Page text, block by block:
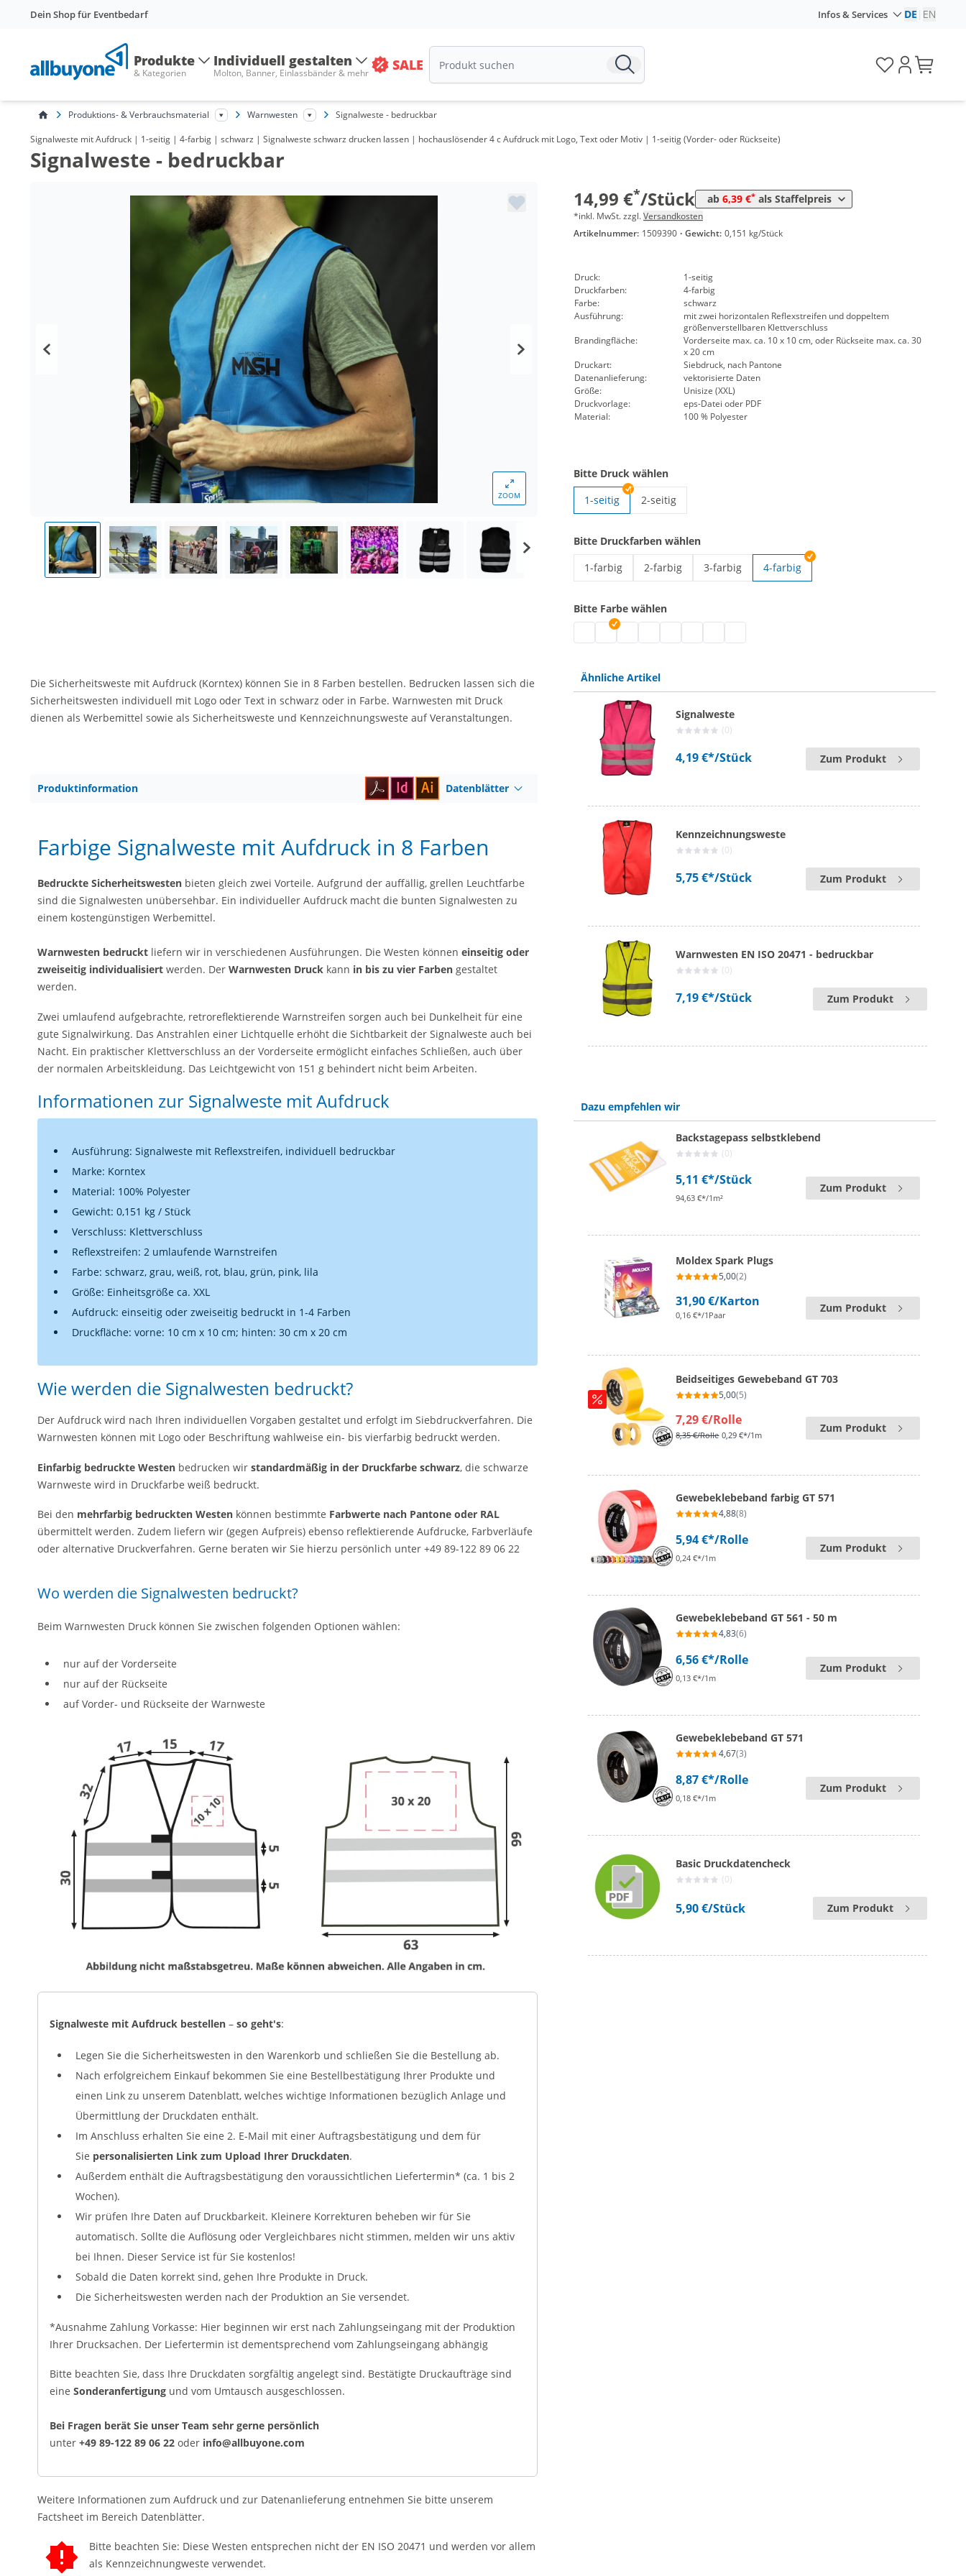
Dein Shop für Eventbedarf Infos & Services DE EN
Produkte
& Kategorien
Individuell gestalten
Molton, Banner, Einlassbänder & mehr SALE
Produktions- & Verbrauchsmaterial Warnwesten Signalweste - bedruckbar
Signalweste mit Aufdruck | 1-seitig | 4-farbig | schwarz | Signalweste schwarz drucken lassen | hochauslösender 4 c Aufdruck mit Logo, Text oder Motiv | 1-seitig (Vorder- oder Rückseite)
Signalweste - bedruckbar
ZOOM
14,99 €*/Stück ab 6,39 €* als Staffelpreis
ab 100 Stück
ab 200 Stück 7,99 €*
ab 1000 Stück 6,39 €
*inkl. MwSt. zzgl.Versandkosten
Artikelnummer: 1509390 · Gewicht: 0,151 kg/Stück
Druck:
1-seitig
Druckfarben:
4-farbig
Farbe:
schwarz
Ausführung:
mit zwei horizontalen Reflexstreifen und doppeltem
größenverstellbaren Klettverschluss
Brandingfläche:
Vorderseite max. ca. 10 x 10 cm, oder Rückseite max. ca. 30
x 20 cm
Druckart:
Siebdruck, nach Pantone
Datenanlieferung:
vektorisierte Daten
Größe:
Unisize (XXL)
Druckvorlage:
eps-Datei oder PDF
Material:
100 % Polyester
Bitte Druck wählen
1-seitig
2-seitig
Bitte Druckfarben wählen
1-farbig
2-farbig
3-farbig
4-farbig
Bitte Farbe wählen
Signalweste mit Aufdruck | grau
Signalweste mit Aufdruck | schwarz
Signalweste mit Aufdruck | weiß
Die Sicherheitsweste mit Aufdruck (Korntex) können Sie in 8 Farben bestellen. Bedrucken lassen sich die
Sicherheitswesten individuell mit Logo oder Text in schwarz oder in Farbe. Warnwesten mit Druck
dienen als Werbemittel sowie als Sicherheitsweste und Kennzeichnungsweste auf Veranstaltungen.
Produktinformation Datenblätter
Farbige Signalweste mit Aufdruck in 8 Farben
Bedruckte Sicherheitswesten bieten gleich zwei Vorteile. Aufgrund der auffällig, grellen Leuchtfarbe
sind die Signalwesten unübersehbar. Ein individueller Aufdruck macht die bunten Signalwesten zu
einem kostengünstigen Werbemittel.
Warnwesten bedruckt liefern wir in verschiedenen Ausführungen. Die Westen können einseitig oder
zweiseitig individualisiert werden. Der Warnwesten Druck kann in bis zu vier Farben gestaltet
werden.
Zwei umlaufend aufgebrachte, retroreflektierende Warnstreifen sorgen auch bei Dunkelheit für eine
gute Signalwirkung. Das Anstrahlen einer Lichtquelle erhöht die Sichtbarkeit der Signalweste auch bei
Nacht. Ein praktischer Klettverschluss an der Vorderseite ermöglicht einfaches Schließen, auch über
der normalen Arbeitskleidung. Das Leichtgewicht von 151 g behindert nicht beim Arbeiten.
Informationen zur Signalweste mit Aufdruck
Ausführung: Signalweste mit Reflexstreifen, individuell bedruckbar
Marke: Korntex
Material: 100% Polyester
Gewicht: 0,151 kg / Stück
Verschluss: Klettverschluss
Reflexstreifen: 2 umlaufende Warnstreifen
Farbe: schwarz, grau, weiß, rot, blau, grün, pink, lila
Größe: Einheitsgröße ca. XXL
Aufdruck: einseitig oder zweiseitig bedruckt in 1-4 Farben
Druckfläche: vorne: 10 cm x 10 cm; hinten: 30 cm x 20 cm
Wie werden die Signalwesten bedruckt?
Der Aufdruck wird nach Ihren individuellen Vorgaben gestaltet und erfolgt im Siebdruckverfahren. Die
Warnwesten können mit Logo oder Beschriftung wahlweise ein- bis vierfarbig bedruckt werden.
Einfarbig bedruckte Westen bedrucken wir standardmäßig in der Druckfarbe schwarz, die schwarze
Warnweste wird in Druckfarbe weiß bedruckt.
Bei den mehrfarbig bedruckten Westen können bestimmte Farbwerte nach Pantone oder RAL
übermittelt werden. Zudem liefern wir (gegen Aufpreis) ebenso reflektierende Aufdrucke, Farbverläufe
oder alternative Druckverfahren. Gerne beraten wir Sie hierzu persönlich unter +49 89-122 89 06 22
Wo werden die Signalwesten bedruckt?
Beim Warnwesten Druck können Sie zwischen folgenden Optionen wählen:
nur auf der Vorderseite
nur auf der Rückseite
auf Vorder- und Rückseite der Warnweste
Signalweste mit Aufdruck bestellen – so geht's:
Legen Sie die Sicherheitswesten in den Warenkorb und schließen Sie die Bestellung ab.
Nach erfolgreichem Einkauf bekommen Sie eine Bestellbestätigung Ihrer Produkte und
einen Link zu unserem Datenblatt, welches wichtige Informationen bezüglich Anlage und
Übermittlung der Druckdaten enthält.
Im Anschluss erhalten Sie eine 2. E-Mail mit einer Auftragsbestätigung und dem für
Sie personalisierten Link zum Upload Ihrer Druckdaten.
Außerdem enthält die Auftragsbestätigung den voraussichtlichen Liefertermin* (ca. 1 bis 2
Wochen).
Wir prüfen Ihre Daten auf Druckbarkeit. Kleinere Korrekturen beheben wir für Sie
automatisch. Sollte die Auflösung oder Vergleichbares nicht stimmen, melden wir uns aktiv
bei Ihnen. Dieser Service ist für Sie kostenlos!
Sobald die Daten korrekt sind, gehen Ihre Produkte in Druck.
Die Sicherheitswesten werden nach der Produktion an Sie versendet.
*Ausnahme Zahlung Vorkasse: Hier beginnen wir erst nach Zahlungseingang mit der Produktion
Ihrer Drucksachen. Der Liefertermin ist dementsprechend vom Zahlungseingang abhängig
Bitte beachten Sie, dass Ihre Druckdaten sorgfältig angelegt sind. Bestätigte Druckaufträge sind
eine Sonderanfertigung und vom Umtausch ausgeschlossen.
Bei Fragen berät Sie unser Team sehr gerne persönlich
unter +49 89-122 89 06 22 oder info@allbuyone.com
Weitere Informationen zum Aufdruck und zur Datenanlieferung entnehmen Sie bitte unserem
Factsheet im Bereich Datenblätter.
Bitte beachten Sie: Diese Westen entsprechen nicht der EN ISO 20471 und werden vor allem
als Kennzeichnungweste verwendet.
Ähnliche Artikel
Signalweste
(0)
4,19 €*/Stück Zum Produkt
Kennzeichnungsweste
(0)
5,75 €*/Stück Zum Produkt
Warnwesten EN ISO 20471 - bedruckbar
(0)
7,19 €*/Stück Zum Produkt
Dazu empfehlen wir
Backstagepass selbstklebend
(0)
5,11 €*/Stück
94,63 €*/1m²
Zum Produkt
Moldex Spark Plugs
5,00(2)
31,90 €/Karton
0,16 €*/1Paar
Zum Produkt
Beidseitiges Gewebeband GT 703
5,00(5)
7,29 €/Rolle
8,35 €/Rolle 0,29 €*/1m
Zum Produkt
Gewebeklebeband farbig GT 571
4,88(8)
5,94 €*/Rolle
0,24 €*/1m
Zum Produkt
Gewebeklebeband GT 561 - 50 m
4,83(6)
6,56 €*/Rolle
0,13 €*/1m
Zum Produkt
Gewebeklebeband GT 571
4,67(3)
8,87 €*/Rolle
0,18 €*/1m
Zum Produkt
Basic Druckdatencheck
(0)
5,90 €/Stück Zum Produkt